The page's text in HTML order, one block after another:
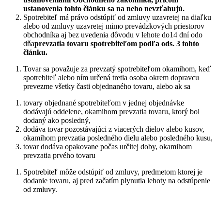
ustanovenia tohto článku sa na neho nevzťahujú.
Spotrebiteľ má právo odstúpiť od zmluvy uzavretej na diaľku
alebo od zmluvy uzavretej mimo prevádzkových priestorov
obchodníka aj bez uvedenia dôvodu v lehote do14 dní odo
dňaprevzatia tovaru spotrebiteľom podľa ods. 3 tohto
článku.
Tovar sa považuje za prevzatý spotrebiteľom okamihom, keď
spotrebiteľ alebo ním určená tretia osoba okrem dopravcu
prevezme všetky časti objednaného tovaru, alebo ak sa
tovary objednané spotrebiteľom v jednej objednávke
dodávajú oddelene, okamihom prevzatia tovaru, ktorý bol
dodaný ako posledný,
dodáva tovar pozostávajúci z viacerých dielov alebo kusov,
okamihom prevzatia posledného dielu alebo posledného kusu,
tovar dodáva opakovane počas určitej doby, okamihom
prevzatia prvého tovaru
Spotrebiteľ môže odstúpiť od zmluvy, predmetom ktorej je
dodanie tovaru, aj pred začatím plynutia lehoty na odstúpenie
od zmluvy.